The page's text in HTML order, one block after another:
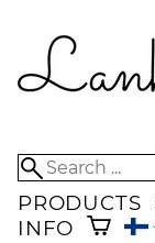
PRODUCTS
INFO